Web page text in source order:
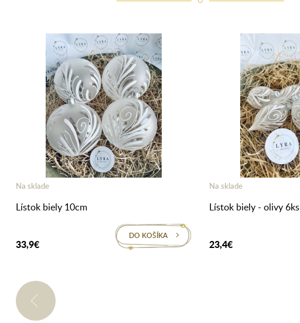
Na sklade
Lístok biely 10cm
33,9€
DO KOŠÍKA
Na sklade
Lístok biely - olivy 6ks
23,4€